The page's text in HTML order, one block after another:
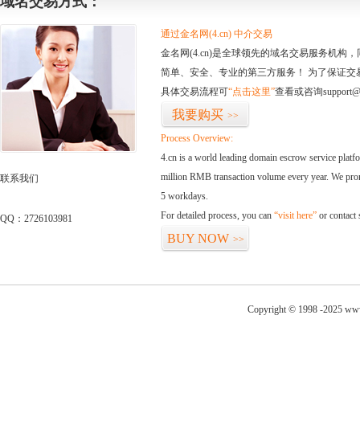
联系我们
QQ：2726103981
通过金名网(4.cn) 中介交易
金名网(4.cn)是全球领先的域名交易服务机构
简单、安全、专业的第三方服务！ 为了保证
具体交易流程可“点击这里”查看或咨询
我要购买 >>
Process Overview:
4.cn is a world leading domain escrow service
million RMB transaction volume every year. We
5 workdays.
For detailed process, you can “visit here” or contact
BUY NOW >>
Copyright © 1998 -2025